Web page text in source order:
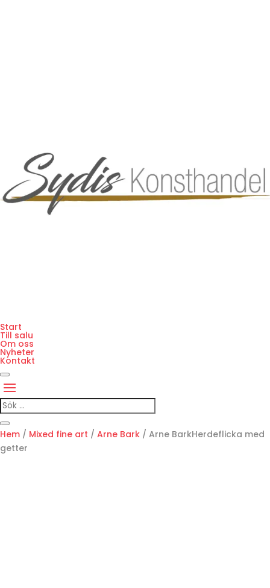
Start
Till salu
Om oss
Nyheter
Kontakt
Hem / Mixed fine art / Arne Bark / Arne BarkHerdeflicka med
getter